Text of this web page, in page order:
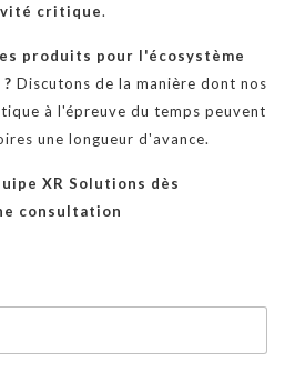
critique.
produits pour l'écosystème
Discutons de la manière dont nos
à l'épreuve du temps peuvent
une longueur d'avance.
XR Solutions dès
consultation